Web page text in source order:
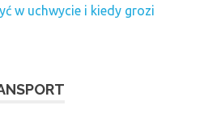
w uchwycie i kiedy grozi